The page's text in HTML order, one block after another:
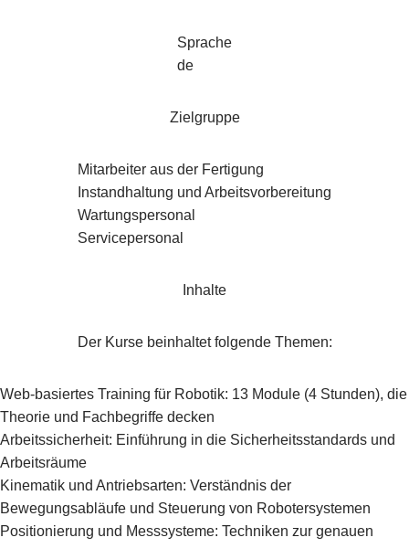
Sprache
de
Zielgruppe
Mitarbeiter aus der Fertigung
Instandhaltung und Arbeitsvorbereitung
Wartungspersonal
Servicepersonal
Inhalte
Der Kurse beinhaltet folgende Themen:
Web-basiertes Training für Robotik: 13 Module (4 Stunden), die
Theorie und Fachbegriffe decken
Arbeitssicherheit: Einführung in die Sicherheitsstandards und
Arbeitsräume
Kinematik und Antriebsarten: Verständnis der
Bewegungsabläufe und Steuerung von Robotersystemen
Positionierung und Messsysteme: Techniken zur genauen